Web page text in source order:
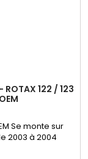
ROTAX 122 / 123
Se monte sur
2003 à 2004